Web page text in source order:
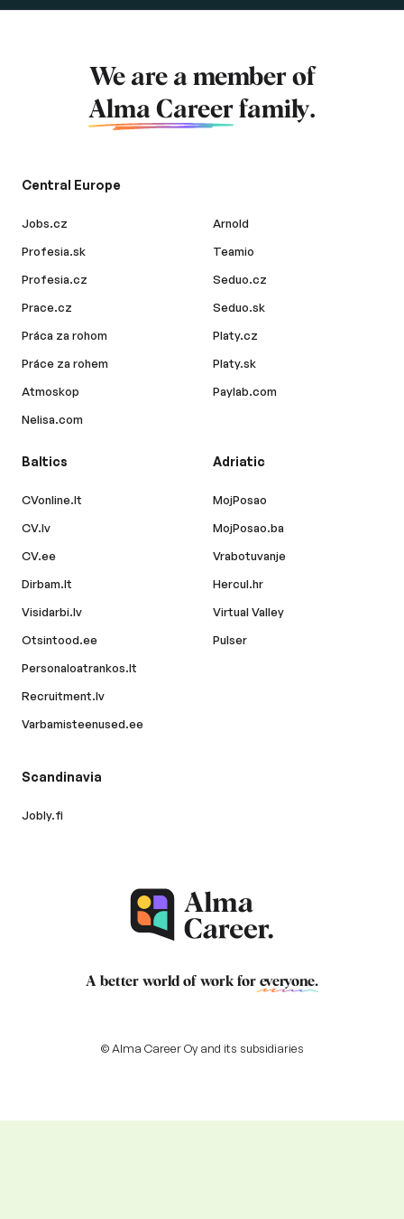
We are a member of
Alma Career family.
Central Europe
Jobs.cz
Profesia.sk
Profesia.cz
Prace.cz
Práca za rohom
Práce za rohem
Atmoskop
Nelisa.com
Arnold
Teamio
Seduo.cz
Seduo.sk
Platy.cz
Platy.sk
Paylab.com
Baltics
CVonline.lt
CV.lv
CV.ee
Dirbam.lt
Visidarbi.lv
Otsintood.ee
Personaloatrankos.lt
Recruitment.lv
Varbamisteenused.ee
Adriatic
MojPosao
MojPosao.ba
Vrabotuvanje
Hercul.hr
Virtual Valley
Pulser
Scandinavia
Jobly.fi
A better world of work for everyone.
© Alma Career Oy and its subsidiaries